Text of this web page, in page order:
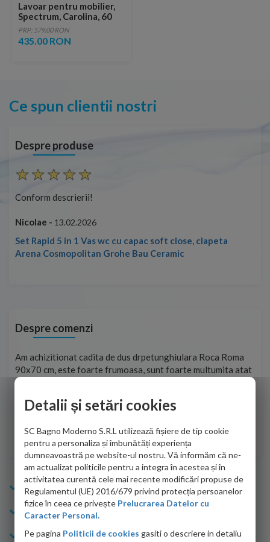
Lavoar pentru mobilier,
Spectrum, Carolina, 60
cm, alb
PRP: 579.00 RON
435.00 RON
Ce spun clientii nostri
Despre produse
Conform descrierii!
Nicolae - 13.02.2026
Set Rapid 5 in 1 Vas wc cu capac soft close, clapeta
Arena Cosmopolitan Grohe Bau Ceramic
Despre comenzi
Am achizitionat cadita de dus drpetunghiulara Roca Roma
90x70 cm, este foarte frumoasa, sunt foarte multumita atat
de personalul firmei dvs. cu care am colaborat in obtinerea
adus coletul in siguranta.Numai bine, va doresc!
Sofrone Viviana -28.07.2026
Info Bagno
Cumparaturi
Suport clienti
Detalii și setări cookies
SC Bagno Moderno S.R.L utilizează fișiere de tip cookie
pentru a personaliza și îmbunătăți experiența
dumneavoastră pe website-ul nostru. Vă informăm că ne-
am actualizat politicile pentru a integra în acestea și în
activitatea curentă cele mai recente modificări propuse de
Regulamentul (UE) 2016/679 privind protecția persoanelor
fizice în ceea ce privește Prelucrarea Datelor cu
Caracter Personal.
Pe pagina Politicii de cookies gasiti o descriere in detaliu